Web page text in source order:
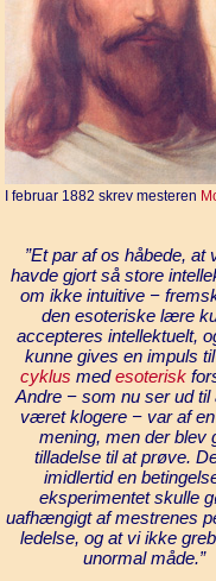
I februar 1882 skrev mesteren
”Et par af os håbede, at
havde gjort så store
om ikke intuitive −
den esoteriske lære
accepteres intellektuelt,
kunne gives en impuls
cyklus medesoterisk
Andre − som nu ser ud til
været klogere − var af
mening, men der blev
tilladelse til at prøve.
imidlertid en
eksperimentet skulle
uafhængigt af mestrenes
ledelse, og at vi ikke
unormal måde.”